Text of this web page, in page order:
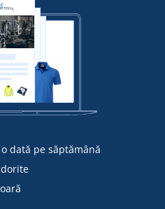
dată pe săptămână